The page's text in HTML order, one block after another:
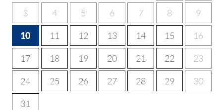
3 4 5 6 7 8 9
10 11 12 13 14 15 16
17 18 19 20 21 22 23
24 25 26 27 28 29 30
31